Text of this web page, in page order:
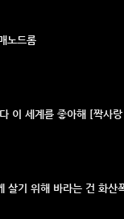
노드롬
이 세계를 좋아해 [짝사랑
살기 위해 바라는 건 화산